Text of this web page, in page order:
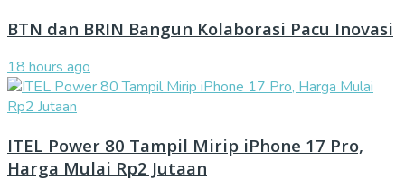
BTN dan BRIN Bangun Kolaborasi Pacu Inovasi
18 hours ago
ITEL Power 80 Tampil Mirip iPhone 17 Pro,
Harga Mulai Rp2 Jutaan